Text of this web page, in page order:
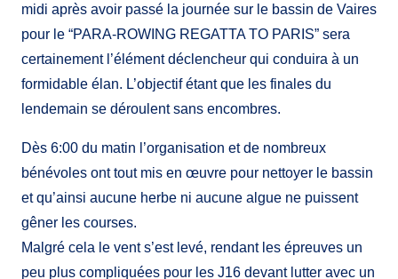
midi après avoir passé la journée sur le bassin de Vaires
pour le “PARA-ROWING REGATTA TO PARIS” sera
certainement l’élément déclencheur qui conduira à un
formidable élan. L’objectif étant que les finales du
lendemain se déroulent sans encombres.
Dès 6:00 du matin l’organisation et de nombreux
bénévoles ont tout mis en œuvre pour nettoyer le bassin
et qu’ainsi aucune herbe ni aucune algue ne puissent
gêner les courses.
Malgré cela le vent s’est levé, rendant les épreuves un
peu plus compliquées pour les J16 devant lutter avec un